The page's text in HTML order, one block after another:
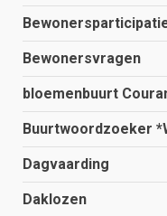
Bewonersvragen
bloemenbuurt
Buurtwoordzoeker
Dagvaarding
Daklozen